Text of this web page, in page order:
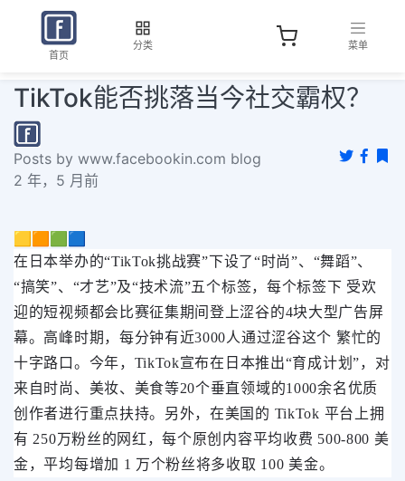
首页
分类 菜单
TikTok能否挑落当今社交霸权？
Posts by www.facebookin.com blog
2 年，5 月前
🟨🟧🟩🟦
在日本举办的“TikTok挑战赛”下设了“时尚”、“舞蹈”、
“搞笑”、“才艺”及“技术流”五个标签，每个标签下 受欢
迎的短视频都会比赛征集期间登上涩谷的4块大型广告屏
幕。高峰时期，每分钟有近3000人通过涩谷这个 繁忙的
十字路口。今年，TikTok宣布在日本推出“育成计划”，对
来自时尚、美妆、美食等20个垂直领域的1000余名优质
创作者进行重点扶持。另外，在美国的 TikTok 平台上拥
有 250万粉丝的网红，每个原创内容平均收费 500-800 美
金，平均每增加 1 万个粉丝将多收取 100 美金。